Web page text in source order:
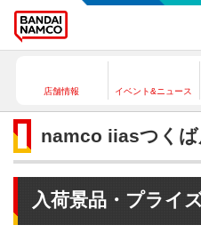
店舗情報 イベント&ニュース
namco iiasつくば
入荷景品・プライ